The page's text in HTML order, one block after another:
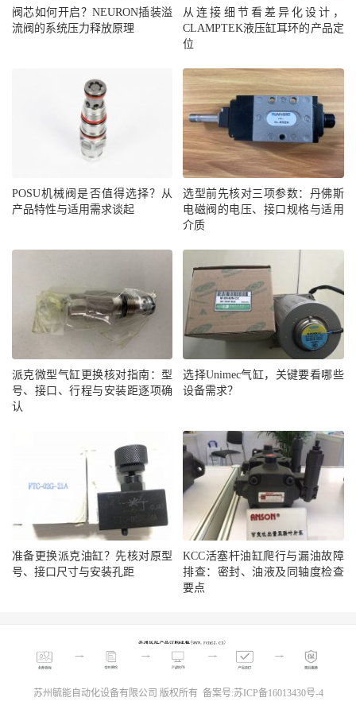
阀芯如何开启？NEURON插装溢
流阀的系统压力释放原理
从连接细节看差异化设计，
CLAMPTEK液压缸耳环的产品定
位
POSU机械阀是否值得选择？从
产品特性与适用需求谈起
选型前先核对三项参数：丹佛斯
电磁阀的电压、接口规格与适用
介质
派克微型气缸更换核对指南：型
号、接口、行程与安装距逐项确
认
选择Unimec气缸，关键要看哪些
设备需求？
准备更换派克油缸？先核对原型
号、接口尺寸与安装孔距
KCC活塞杆油缸爬行与漏油故障
排查：密封、油液及同轴度检查
要点
苏州毓能自动化设备有限公司 版权所有 备案号:苏ICP备16013430号-4